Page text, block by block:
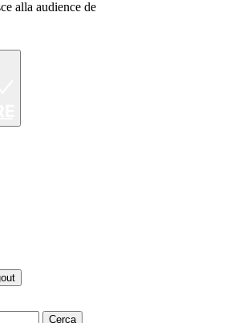
alla audience de
Cerca